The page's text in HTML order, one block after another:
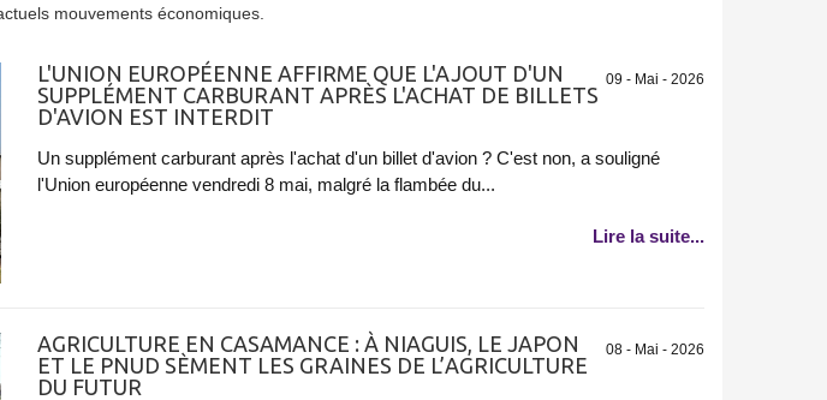
mouvements économiques.
09 - Mai - 2026
L'UNION EUROPÉENNE AFFIRME QUE L'AJOUT D'UN
SUPPLÉMENT CARBURANT APRÈS L'ACHAT DE BILLETS
D'AVION EST INTERDIT
Un supplément carburant après l'achat d'un billet d'avion ? C'est non, a souligné
l'Union européenne vendredi 8 mai, malgré la flambée du...
Lire la suite...
08 - Mai - 2026
AGRICULTURE EN CASAMANCE : À NIAGUIS, LE JAPON
ET LE PNUD SÈMENT LES GRAINES DE L’AGRICULTURE
DU FUTUR